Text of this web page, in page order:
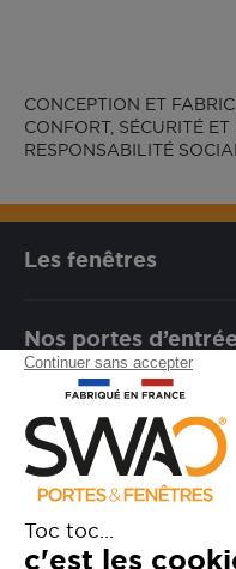
CONCEPTION ET
CONFORT, SÉCURITÉ
RESPONSABILITÉ
Les fenêtres
Nos portes d’entrée
Notre marque
Besoin
Garanties